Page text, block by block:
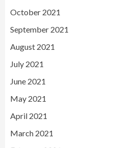
October 2021
September 2021
August 2021
July 2021
June 2021
May 2021
April 2021
March 2021